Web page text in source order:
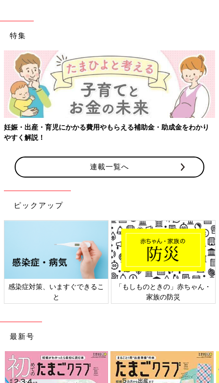
特集
妊娠・出産・育児にかかる費用やもらえる補助金・助成金をわかり
やすく解説！
連載一覧へ
ピックアップ
感染症対策、いますぐできるこ
と
「もしものときの」赤ちゃん・
家族の防災
最新号